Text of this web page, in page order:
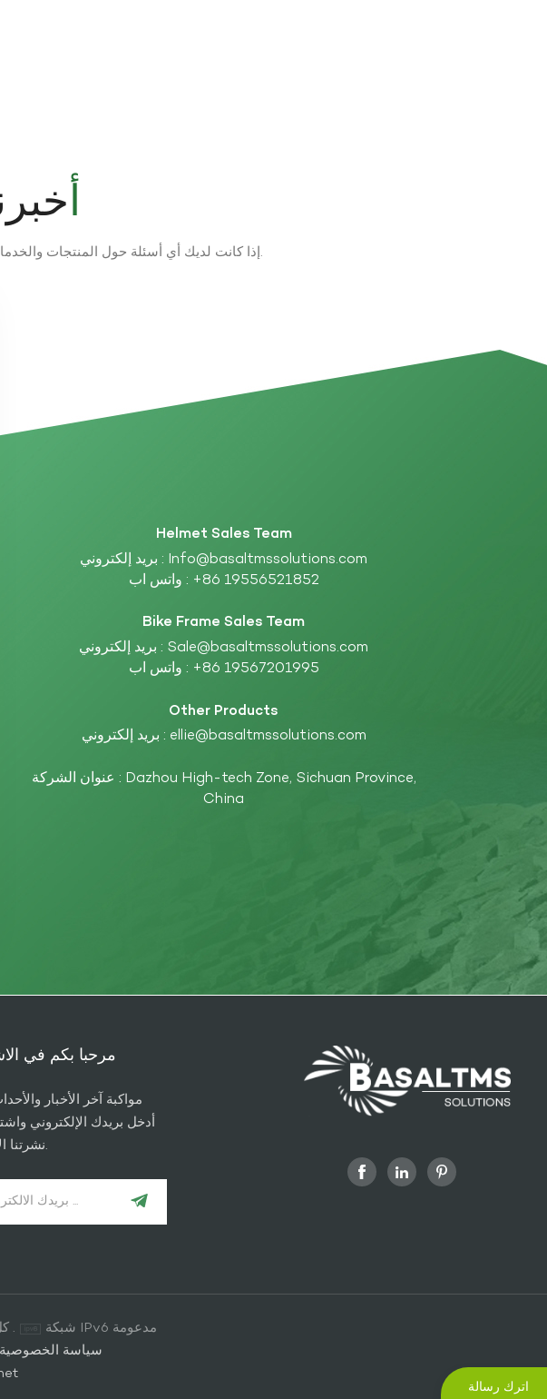
إذا كانت لديك أي أسئلة حول المنتجات والخدمات، يرجى ترك رسالة على الفور وسوف نتصل بك في غضون 24 ساعة.
Helmet Sales Team
بريد إلكتروني : Info@basaltmssolutions.com
واتس اب : +86 19556521852
Bike Frame Sales Team
بريد إلكتروني : Sale@basaltmssolutions.com
واتس اب : +86 19567201995
Other Products
بريد إلكتروني : ellie@basaltmssolutions.com
عنوان الشركة : Dazhou High-tech Zone, Sichuan Province,
China
مرحبا بكم في
مواكبة آخر الأخبار
أدخل بريدك الإلكتروني
نشرتنا الإخبارية.
© 2026 Basaltmssolutions. كل الحقوق محفوظة .
شبكة IPv6 مدعومة
سياسة الخصوصية
اترك رسالة